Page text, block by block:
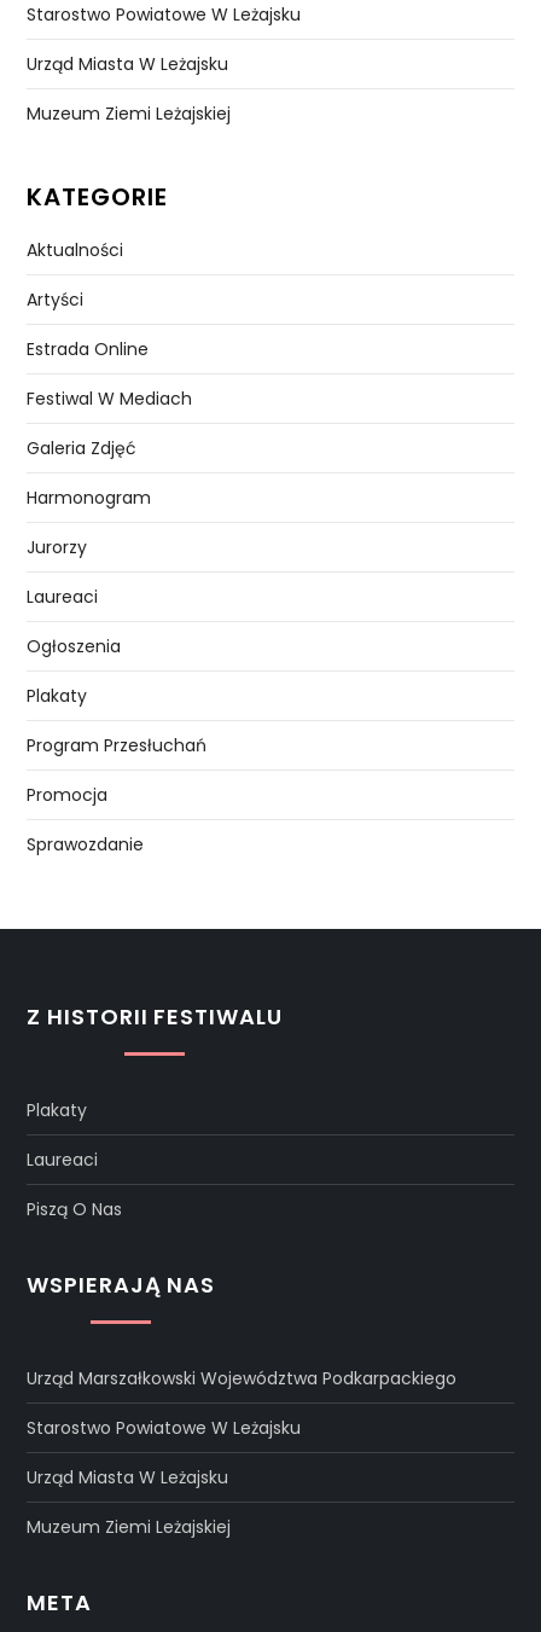
Starostwo Powiatowe W Leżajsku
Urząd Miasta W Leżajsku
Muzeum Ziemi Leżajskiej
KATEGORIE
Aktualności
Artyści
Estrada Online
Festiwal W Mediach
Galeria Zdjęć
Harmonogram
Jurorzy
Laureaci
Ogłoszenia
Plakaty
Program Przesłuchań
Promocja
Sprawozdanie
Z HISTORII FESTIWALU
Plakaty
Laureaci
Piszą O Nas
WSPIERAJĄ NAS
Urząd Marszałkowski Województwa Podkarpackiego
Starostwo Powiatowe W Leżajsku
Urząd Miasta W Leżajsku
Muzeum Ziemi Leżajskiej
META